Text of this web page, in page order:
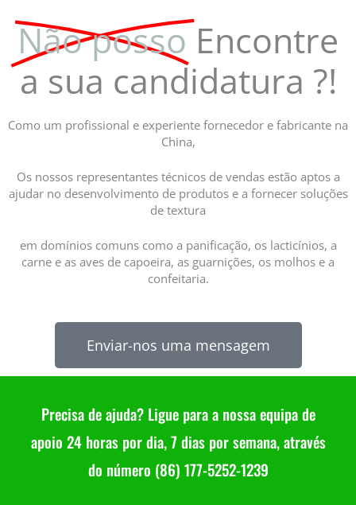
Não posso Encontre
a sua candidatura ?!
Como um profissional e experiente fornecedor e fabricante na
China,
Os nossos representantes técnicos de vendas estão aptos a
ajudar no desenvolvimento de produtos e a fornecer soluções
de textura
em domínios comuns como a panificação, os lacticínios, a
carne e as aves de capoeira, as guarnições, os molhos e a
confeitaria.
Enviar-nos uma mensagem
Precisa de ajuda? Ligue para a nossa equipa de
apoio 24 horas por dia, 7 dias por semana, através
do número (86) 177-5252-1239